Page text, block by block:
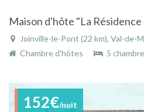
Joinville-le-Pont (22 km), Val-de-
Chambre d'hôtes
5
152€/nuit